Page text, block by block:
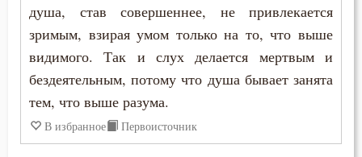
Вечные муки
Воздержание
Вознесение
Исидор Пелусиот
Киприан Карфагенский
Кирилл Александрийский
Климент Римский
душа, став совершеннее, не привлекается
зримым, взирая умом только на то, что выше
видимого. Так и слух делается мертвым и
бездеятельным, потому что душа бывает занята
тем, что выше разума.
В избранное Первоисточник